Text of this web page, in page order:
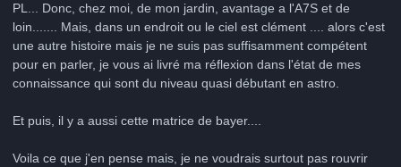
PL... Donc, chez moi, de mon jardin, avantage a l'A7S et de
loin....... Mais, dans un endroit ou le ciel est clément .... alors c'est
une autre histoire mais je ne suis pas suffisamment compétent
pour en parler, je vous ai livré ma réflexion dans l'état de mes
connaissance qui sont du niveau quasi débutant en astro.
Et puis, il y a aussi cette matrice de bayer....
Voila ce que j'en pense mais, je ne voudrais surtout pas rouvrir